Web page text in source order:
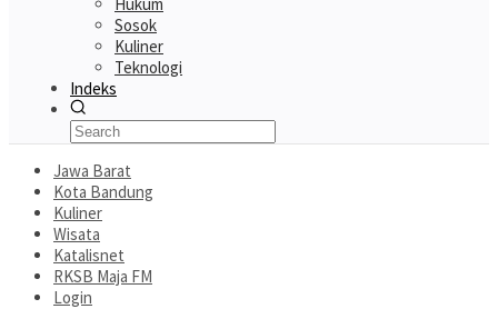
Sosok
Kuliner
Teknologi
Indeks
Jawa Barat
Kota Bandung
Kuliner
Wisata
Katalisnet
RKSB Maja FM
Login